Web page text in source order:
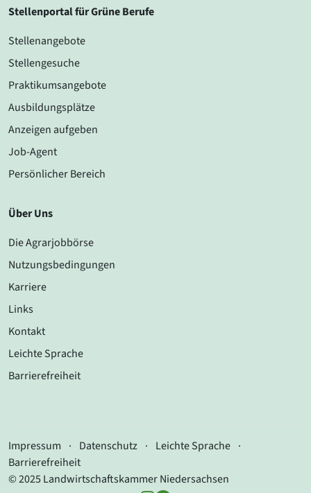
Stellenportal für Grüne Berufe
Stellenangebote
Stellengesuche
Praktikumsangebote
Ausbildungsplätze
Anzeigen aufgeben
Job-Agent
Persönlicher Bereich
Über Uns
Die Agrarjobbörse
Nutzungsbedingungen
Karriere
Links
Kontakt
Leichte Sprache
Barrierefreiheit
Impressum · Datenschutz · Leichte Sprache ·
Barrierefreiheit
© 2025 Landwirtschaftskammer Niedersachsen